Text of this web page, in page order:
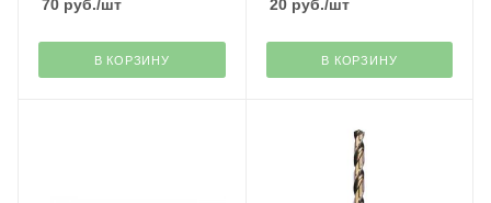
70 руб./шт
В КОРЗИНУ
20руб./шт
В КОРЗИНУ